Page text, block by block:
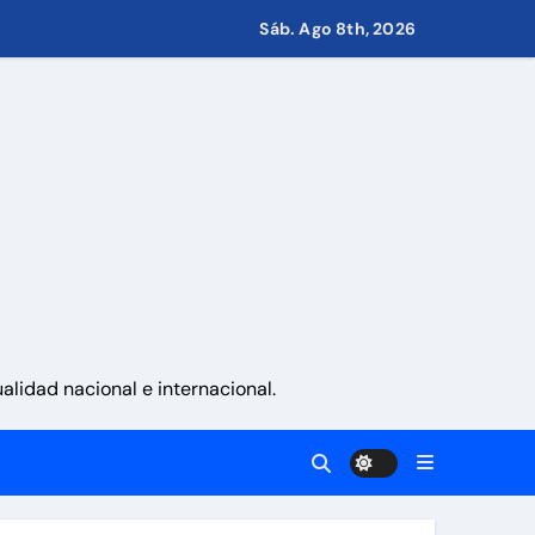
las restricciones
Sáb. Ago 8th, 2026
nacional e internacional.